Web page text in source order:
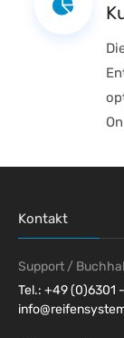
Kontakt
Support /
Tel.: +49 (0)6301